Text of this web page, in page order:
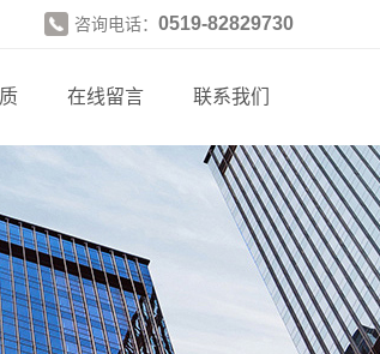
咨询电话： 0519-82829730
在线留言 联系我们